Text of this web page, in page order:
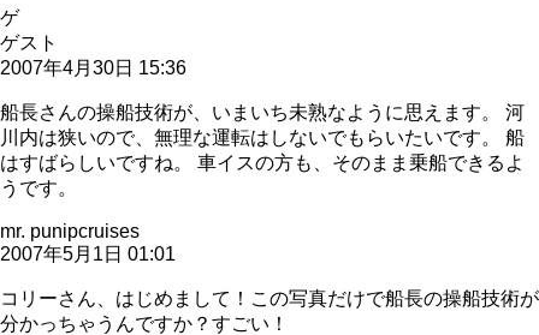
ゲ
ゲスト
2007年4月30日 15:36
船長さんの操船技術が、いまいち未熟なように思えます。 河
川内は狭いので、無理な運転はしないでもらいたいです。 船
はすばらしいですね。 車イスの方も、そのまま乗船できるよ
うです。
mr. punipcruises
2007年5月1日 01:01
コリーさん、はじめまして！この写真だけで船長の操船技術が
分かっちゃうんですか？すごい！